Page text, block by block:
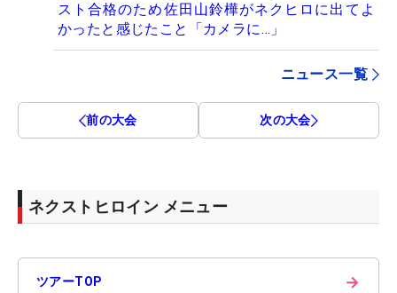
スト合格のため佐田山鈴樺がネクヒロに出てよ
かったと感じたこと「カメラに…」
ニュース一覧
前の大会 次の大会
ネクストヒロイン メニュー
ツアーTOP →